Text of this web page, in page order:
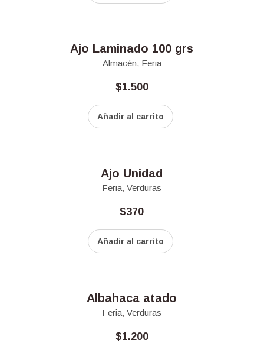
Ajo Laminado 100 grs
Almacén, Feria
$1.500
Añadir al carrito
Ajo Unidad
Feria,Verduras
$370
Añadir al carrito
Albahaca atado
Feria,Verduras
$1.200